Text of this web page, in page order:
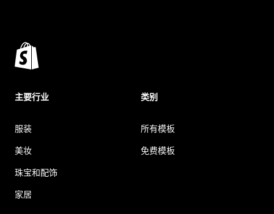
主要行业
服装
美妆
珠宝和配饰
家居
类别
所有模板
免费模板